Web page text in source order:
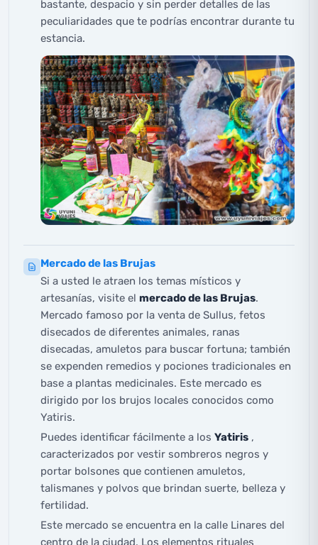
bastante, despacio y sin perder detalles de las
peculiaridades que te podrías encontrar durante tu
estancia.
Mercado de las Brujas
Si a usted le atraen los temas místicos y
artesanías, visite el mercado de las Brujas.
Mercado famoso por la venta de Sullus, fetos
disecados de diferentes animales, ranas
disecadas, amuletos para buscar fortuna; también
se expenden remedios y pociones tradicionales en
base a plantas medicinales. Este mercado es
dirigido por los brujos locales conocidos como
Yatiris.
Puedes identificar fácilmente a los Yatiris ,
caracterizados por vestir sombreros negros y
portar bolsones que contienen amuletos,
talismanes y polvos que brindan suerte, belleza y
fertilidad.
Este mercado se encuentra en la calle Linares del
centro de la ciudad. Los elementos rituales